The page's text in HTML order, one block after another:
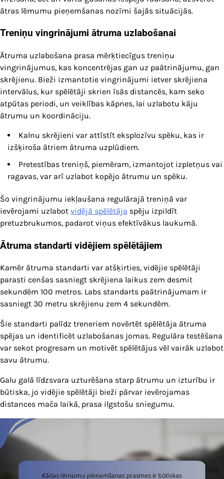
ātras lēmumu pieņemšanas nozīmi šajās situācijās.
Treniņu vingrinājumi ātruma uzlabošanai
Ātruma uzlabošana prasa mērķtiecīgus treniņu
vingrinājumus, kas koncentrējas gan uz paātrinājumu, gan
skrējienu. Bieži izmantotie vingrinājumi ietver skrējiena
intervālus, kur spēlētāji skrien īsās distancēs, kam seko
atpūtas periodi, un veiklības kāpnes, lai uzlabotu kāju
ātrumu un koordināciju.
Kalnu skrējieni var attīstīt eksplozīvu spēku, kas ir
izšķiroša ātriem ātruma uzplūdiem.
Pretestības treniņš, piemēram, izmantojot izpletņus vai
ragavas, var arī uzlabot kopējo ātrumu un spēku.
Šo vingrinājumu iekļaušana regulārajā treniņā var
ievērojami uzlabot vidējā spēlētāja spēju izpildīt
pretuzbrukumos, padarot viņus efektīvākus laukumā.
Ātruma standarti vidējiem spēlētājiem
Kamēr ātruma standarti var atšķirties, vidējie spēlētāji
parasti cenšas sasniegt skrējiena laikus zem desmit
sekundēm 100 metros. Labs standarts paātrinājumam ir
sasniegt 30 metru skrējienu zem 4 sekundēm.
Šie standarti palīdz treneriem novērtēt spēlētāja ātruma
spējas un identificēt uzlabošanas jomas. Regulāra testēšana
var sekot progresam un motivēt spēlētājus vēl vairāk uzlabot
savu ātrumu.
Galu galā līdzsvara uzturēšana starp ātrumu un izturību ir
būtiska, jo vidējie spēlētāji bieži pārvar ievērojamas
distances mača laikā, prasa ilgstošu sniegumu.